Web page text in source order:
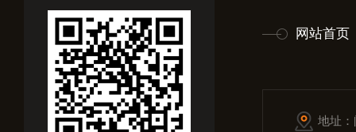
网站首页
地址